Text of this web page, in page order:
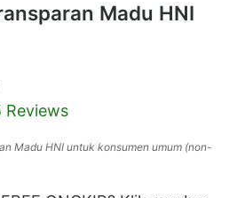
Madu HNI
Reviews
Madu HNI untuk konsumen umum (non-